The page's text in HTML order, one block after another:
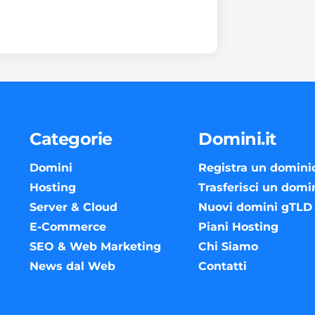
Categorie
Domini
Hosting
Server & Cloud
E-Commerce
SEO & Web Marketing
News dal Web
Domini.it
Registra un
Trasferisci un
Nuovi domini gTLD
Piani Hosting
Chi Siamo
Contatti